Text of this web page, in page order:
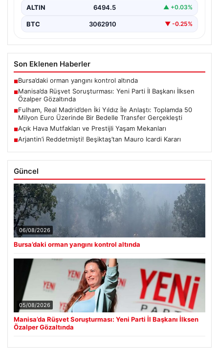
ALTIN 6494.5 ▲ +0.03%
BTC 3062910 ▼ -0.25%
Son Eklenen Haberler
■Bursa’daki orman yangını kontrol altında
■Manisa’da Rüşvet Soruşturması: Yeni Parti İl Başkanı İlksen
Özalper Gözaltında
■Fulham, Real Madrid’den İki Yıldız İle Anlaştı: Toplamda 50
Milyon Euro Üzerinde Bir Bedelle Transfer Gerçekleşti
■Açık Hava Mutfakları ve Prestijli Yaşam Mekanları
■Arjantin’i Reddetmişti! Beşiktaş’tan Mauro Icardi Kararı
Güncel
06/08/2026
Bursa’daki orman yangını kontrol altında
05/08/2026
Manisa’da Rüşvet Soruşturması: Yeni Parti İl Başkanı İlksen
Özalper Gözaltında